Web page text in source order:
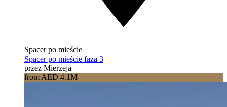
Spacer po mieście
Spacer po mieście faza 3
przez Mierzeja
from AED 4.1M